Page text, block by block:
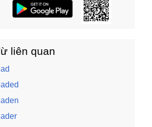
liên quan